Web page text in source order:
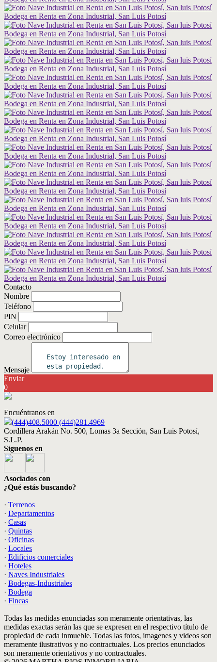
Contacto
Nombre
Teléfono
PIN
Celular
Correo electrónico
Mensaje
Enviar
0
Encuéntranos en
(444)408.5000 (444)281.4969
Cordillera Arakán No. 500, Lomas 3a Sección, San Luis Potosí,
S.L.P.
Síguenos en
Asociados con
¿Qué estás buscando?
· Terrenos
· Departamentos
· Casas
· Quintas
· Oficinas
· Locales
· Edificios comerciales
· Hoteles
· Naves Industriales
· Bodegas-Industriales
· Bodega
· Fincas
Todas las medidas enunciadas son meramente orientativas, las
medidas exactas serán las que se expresen en el respectivo título de
propiedad de cada inmueble. Todas las fotos, imagenes y videos son
meramente ilustrativos y no contractuales. Los precios enunciados
son meramente orientativos y no contractuales.